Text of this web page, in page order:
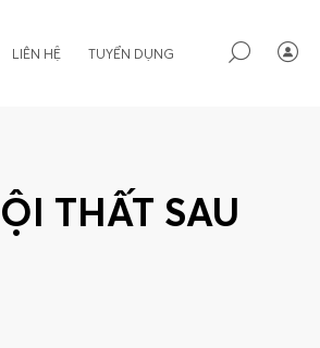
LIÊN HỆ TUYỂN DỤNG
THẤT SAU